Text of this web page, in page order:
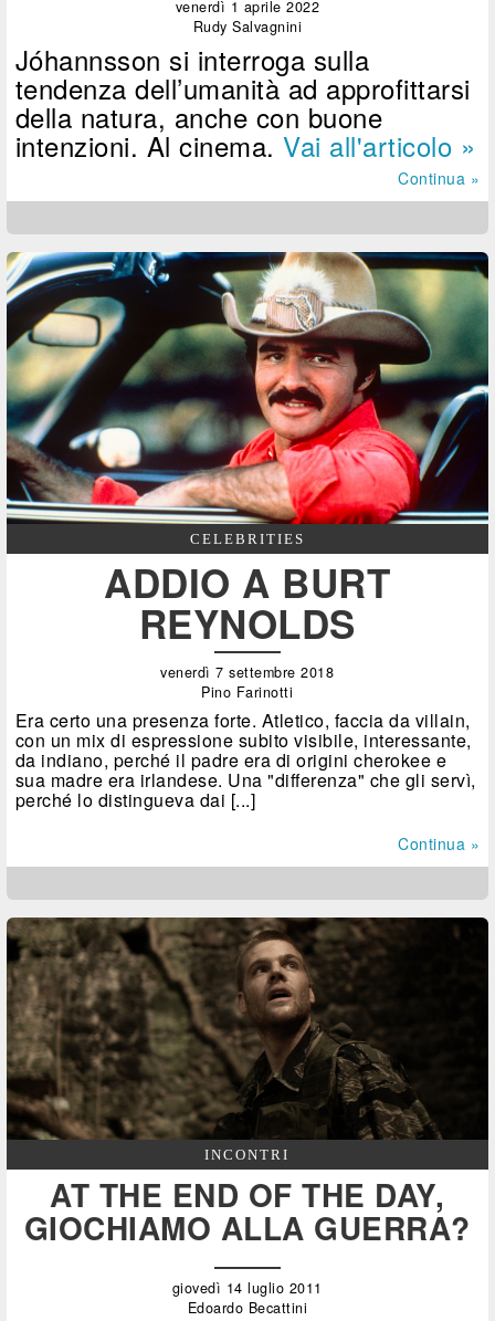
venerdì 1 aprile 2022
Rudy Salvagnini
Jóhannsson si interroga sulla
tendenza dell’umanità ad approfittarsi
della natura, anche con buone
intenzioni. Al cinema.Vai all'articolo »
Continua »
CELEBRITIES
ADDIO A BURT
REYNOLDS
venerdì 7 settembre 2018
Pino Farinotti
Era certo una presenza forte. Atletico, faccia da villain,
con un mix di espressione subito visibile, interessante,
da indiano, perché il padre era di origini cherokee e
sua madre era irlandese. Una "differenza" che gli servì,
perché lo distingueva dai [...]
Continua »
INCONTRI
AT THE END OF THE DAY,
GIOCHIAMO ALLA GUERRA?
giovedì 14 luglio 2011
Edoardo Becattini